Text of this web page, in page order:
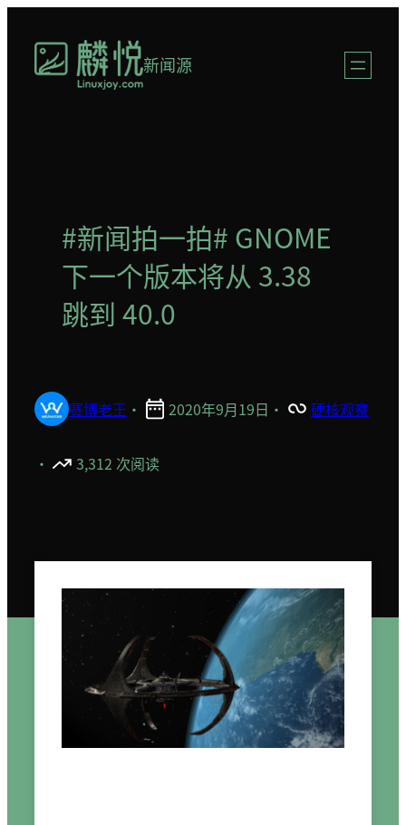
新闻源
#新闻拍一拍# GNOME
下一个版本将从 3.38
跳到 40.0
赛博老王 · 2020年9月19日 · 硬核观察
· 3,312 次阅读